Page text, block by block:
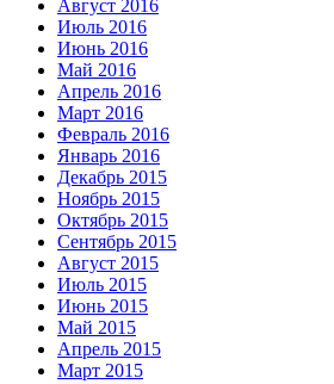
Август 2016
Июль 2016
Июнь 2016
Май 2016
Апрель 2016
Март 2016
Февраль 2016
Январь 2016
Декабрь 2015
Ноябрь 2015
Октябрь 2015
Сентябрь 2015
Август 2015
Июль 2015
Июнь 2015
Май 2015
Апрель 2015
Март 2015